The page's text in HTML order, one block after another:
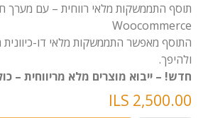
תוסף התממשקות מלאי רווחית – עם מערך
Woocommerce
התוסף מאפשר התממשקות מלאי דו-
ולהיפך.
חדש! – ייבוא מוצרים מלא מריווחית –
ILS 2,500.00